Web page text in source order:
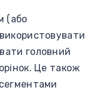
(або
головний
Це також